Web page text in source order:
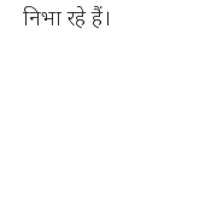
निभा रहे हैं।